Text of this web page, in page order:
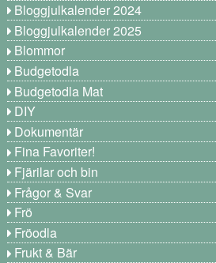
Bloggjulkalender 2024
Bloggjulkalender 2025
Blommor
Budgetodla
Budgetodla Mat
DIY
Dokumentär
Fina Favoriter!
Fjärilar och bin
Frågor & Svar
Frö
Fröodla
Frukt & Bär